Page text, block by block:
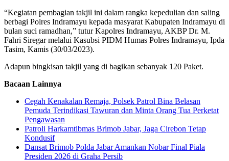
“Kegiatan pembagian takjil ini dalam rangka kepedulian dan saling
berbagi Polres Indramayu kepada masyarat Kabupaten Indramayu di
bulan suci ramadhan,” tutur Kapolres Indramayu, AKBP Dr. M.
Fahri Siregar melalui Kasubsi PIDM Humas Polres Indramayu, Ipda
Tasim, Kamis (30/03/2023).
Adapun bingkisan takjil yang di bagikan sebanyak 120 Paket.
Bacaan Lainnya
Cegah Kenakalan Remaja, Polsek Patrol Bina Belasan
Pemuda Terindikasi Tawuran dan Minta Orang Tua Perketat
Pengawasan
Patroli Harkamtibmas Brimob Jabar, Jaga Cirebon Tetap
Kondusif
Dansat Brimob Polda Jabar Amankan Nobar Final Piala
Presiden 2026 di Graha Persib